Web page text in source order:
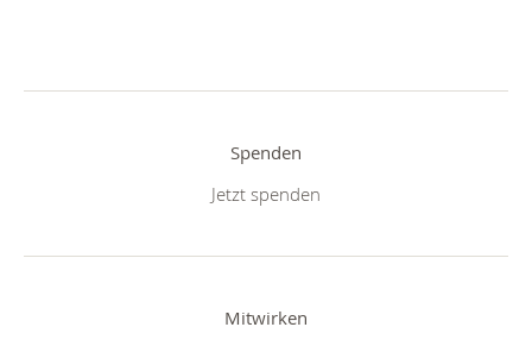
Spenden
Jetzt spenden
Mitwirken